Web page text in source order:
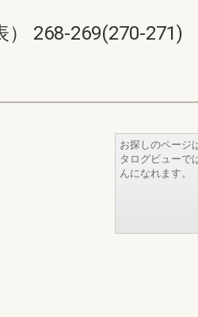
268-269(270-271)
お探しのページ
タログビューで
んになれます。